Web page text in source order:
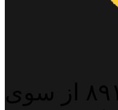
پایگاه خبری خبربین آنلاین به شماره ثبت ۸۹۱۵۵ از سوی